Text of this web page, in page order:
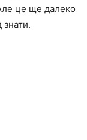
це ще далеко
знати.